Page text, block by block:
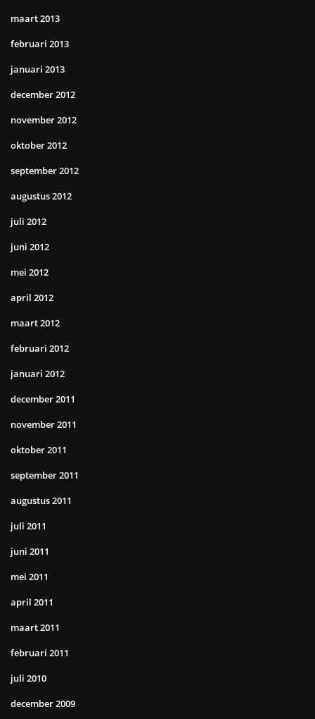
maart 2013
februari 2013
januari 2013
december 2012
november 2012
oktober 2012
september 2012
augustus 2012
juli 2012
juni 2012
mei 2012
april 2012
maart 2012
februari 2012
januari 2012
december 2011
november 2011
oktober 2011
september 2011
augustus 2011
juli 2011
juni 2011
mei 2011
april 2011
maart 2011
februari 2011
juli 2010
december 2009